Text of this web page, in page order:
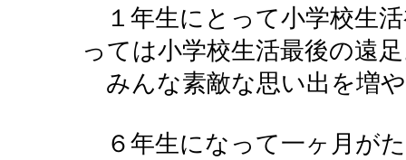
１年生にとって小学校生
っては小学校生活最後の遠
みんな素敵な思い出を増
６年生になって一ヶ月が